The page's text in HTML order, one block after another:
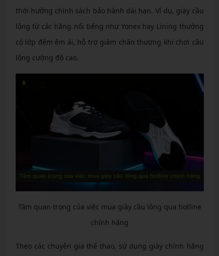
thời hưởng chính sách bảo hành dài hạn. Ví dụ, giày cầu
lông từ các hãng nổi tiếng như Yonex hay Lining thường
có lớp đệm êm ái, hỗ trợ giảm chấn thương khi chơi cầu
lông cường độ cao.
Tầm quan trọng của việc mua giày cầu lông qua hotline
chính hãng
Theo các chuyên gia thể thao, sử dụng giày chính hãng